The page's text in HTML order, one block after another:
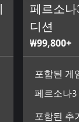
페르소나
디션
₩99,800+
포함된 게
페르소나
포함된 추